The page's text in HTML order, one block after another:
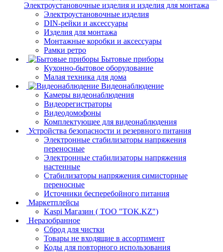
Электроустановочные изделия и изделия для монтажа
Электроустановочные изделия
DIN-рейки и аксессуары
Изделия для монтажа
Монтажные коробки и аксессуары
Рамки ретро
Бытовые приборы
Кухонно-бытовое оборудование
Малая техника для дома
Видеонаблюдение
Камеры видеонаблюдения
Видеорегистраторы
Видеодомофоны
Комплектующее для видеонаблюдения
Устройства безопасности и резервного питания
Электронные стабилизаторы напряжения
переносные
Электронные стабилизаторы напряжения
настенные
Стабилизаторы напряжения симисторные
переносные
Источники бесперебойного питания
Маркетплейсы
Kaspi Магазин ( ТОО "TOK.KZ")
Неразобранное
Сброд для чистки
Товары не входящие в ассортимент
Коды для повторного использования